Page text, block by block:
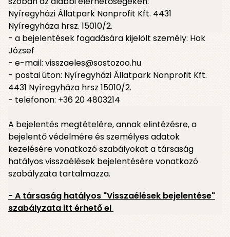
Nyíregyházi Állatpark Nonprofit Kft. 4431
Nyíregyháza hrsz. 15010/2.
- a bejelentések fogadására kijelölt személy: Hok
József
- e-mail: visszaeles@sostozoo.hu
- postai úton: Nyíregyházi Állatpark Nonprofit Kft.
4431 Nyíregyháza hrsz 15010/2.
- telefonon: +36 20 4803214
A bejelentés megtételére, annak elintézésre, a
bejelentő védelmére és személyes adatok
kezelésére vonatkozó szabályokat a társaság
hatályos visszaélések bejelentésére vonatkozó
szabályzata tartalmazza.
- A társaság hatályos "Visszaélések bejelentése"
szabályzata itt érhető el